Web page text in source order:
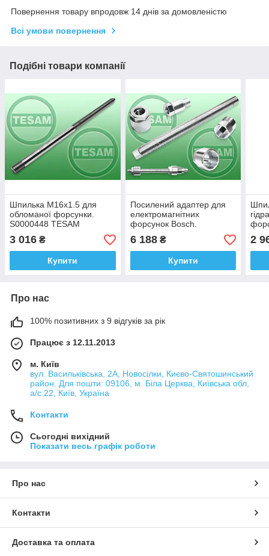
Повернення товару впродовж 14 днів за домовленістю
Всі умови повернення
Подібні товари компанії
Шпилька M16x1.5 для
обломаної форсунки.
S0000448 TESAM
3 016 ₴
Купити
Посилений адаптер для
електромагнітних
форсунок Bosch.
S0000723 TESAM
6 188₴
Купити
2
Про нас
100% позитивних з 9 відгуків за рік
Працює з 12.11.2013
м. Київ
вул. Васильківська, 2А, Новосілки, Києво-Святошинський
район. Для пошти: 09106, м. Біла Церква, Київська обл,
а/с 22, Київ, Україна
Контакти
Сьогодні вихідний
Показати весь графік роботи
Про нас
Контакти
Доставка та оплата